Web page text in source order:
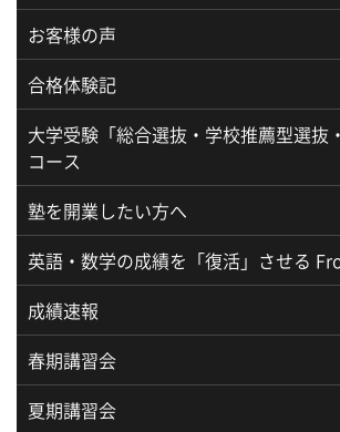
お客様の声
合格体験記
大学受験「総合選抜・学校推薦型選抜
コース
塾を開業したい方へ
英語・数学の成績を「復活」させる
成績速報
春期講習会
夏期講習会